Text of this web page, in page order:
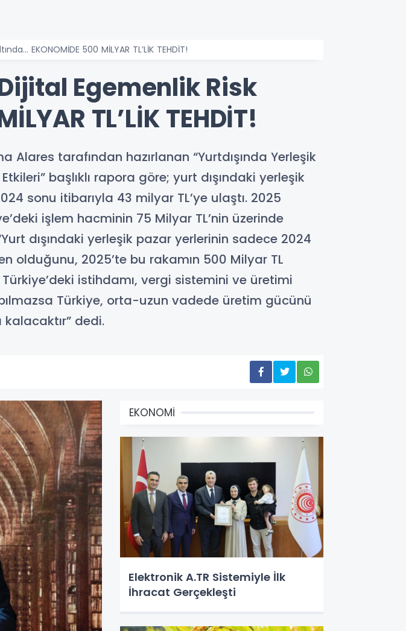
EKONOMİDE 500 MİLYAR TL’LİK TEHDİT!
Egemenlik Risk
TL’LİK TEHDİT!
tarafından hazırlanan “Yurtdışında Yerleşik
başlıklı rapora göre; yurt dışındaki yerleşik
sonu itibarıyla 43 milyar TL’ye ulaştı. 2025
işlem hacminin 75 Milyar TL’nin üzerinde
dışındaki yerleşik pazar yerlerinin sadece 2024
olduğunu, 2025’te bu rakamın 500 Milyar TL
istihdamı, vergi sistemini ve üretimi
Türkiye, orta-uzun vadede üretim gücünü
dedi.
EKONOMİ
Elektronik A.TR Sistemiyle İlk
İhracat Gerçekleşti